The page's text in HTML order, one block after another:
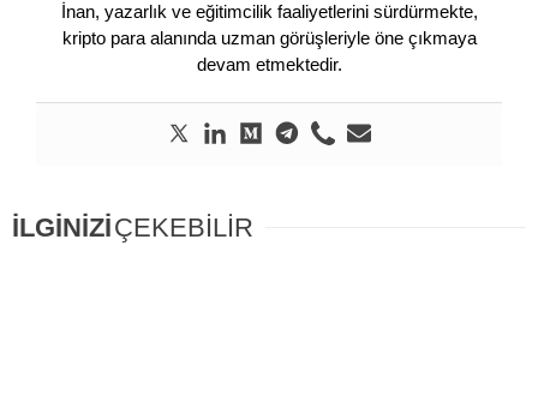
İnan, yazarlık ve eğitimcilik faaliyetlerini sürdürmekte,
kripto para alanında uzman görüşleriyle öne çıkmaya
devam etmektedir.
İLGİNİZİÇEKEBİLİR